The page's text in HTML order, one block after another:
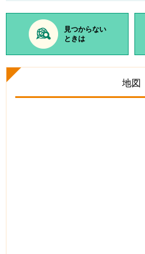
見つからない
ときは
地図